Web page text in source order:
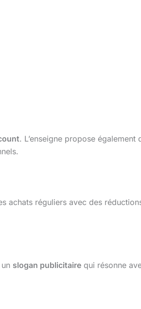
. L’enseigne propose également
achats réguliers avec des
slogan publicitaire qui résonne